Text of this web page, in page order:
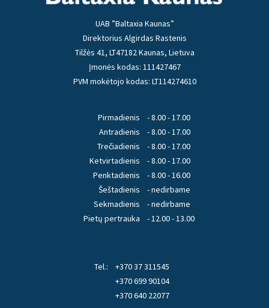
UAB ”Baltaxia Kaunas”
Direktorius Algirdas Rastenis
Tilžės 41, LT47182 Kaunas, Lietuva
Įmonės kodas: 111427467
PVM mokėtojo kodas: LT114274610
Pirmadienis
Antradienis
Trečiadienis
Ketvirtadienis
Penktadienis
Šeštadienis
Sekmadienis
Pietų pertrauka
- 8.00 - 17.00
- 8.00 - 17.00
- 8.00 - 17.00
- 8.00 - 17.00
- 8.00 - 16.00
- nedirbame
- nedirbame
- 12.00 - 13.00
Tel.:
+370 37 311545
+370 699 90104
+370 640 22077